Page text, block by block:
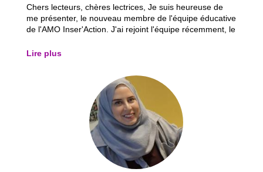
Chers lecteurs, chères lectrices, Je suis heureuse de
me présenter, le nouveau membre de l'équipe éducative
de l'AMO Inser'Action. J'ai rejoint l'équipe récemment, le
lignes avec vous dans le journal de l'AMO. Permettez-
Lire plus